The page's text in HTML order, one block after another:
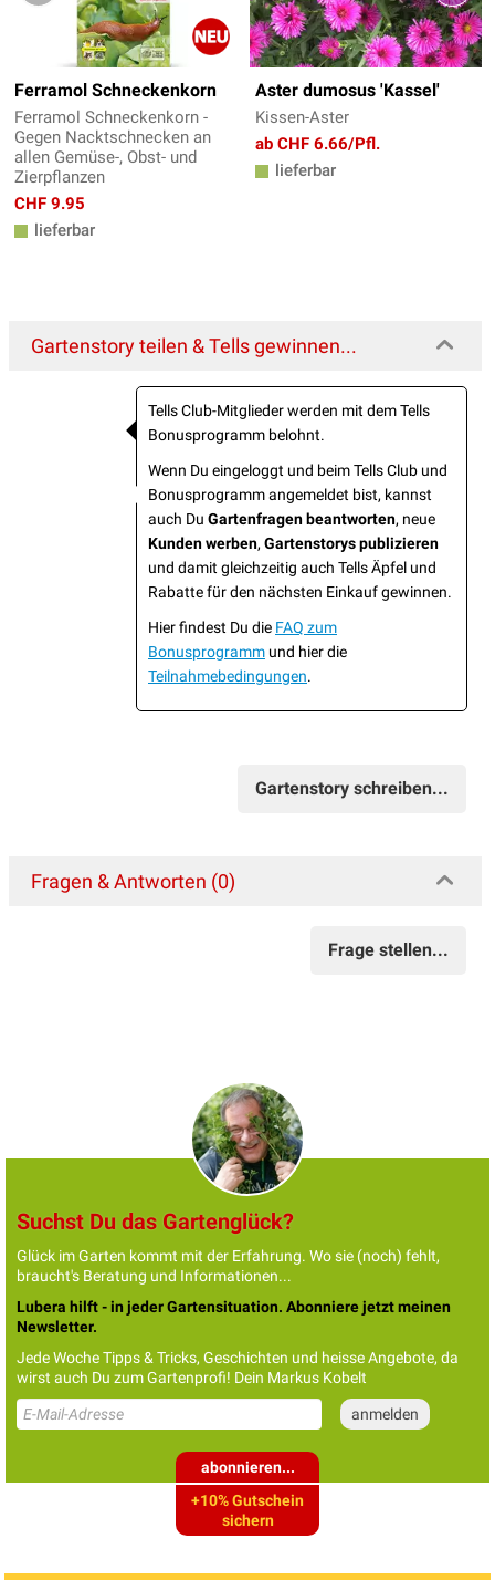
Ferramol Schneckenkorn
Ferramol Schneckenkorn -
Gegen Nacktschnecken an
allen Gemüse-, Obst- und
Zierpflanzen
CHF 9.95
lieferbar
Aster dumosus 'Kassel'
Kissen-Aster
ab CHF 6.66/Pfl.
lieferbar
Gartenstory teilen & Tells gewinnen...
Tells Club-Mitglieder werden mit dem Tells
Bonusprogramm belohnt.
Wenn Du eingeloggt und beim Tells Club und
Bonusprogramm angemeldet bist, kannst
auch Du Gartenfragen beantworten, neue
Kunden werben, Gartenstorys publizieren
und damit gleichzeitig auch Tells Äpfel und
Rabatte für den nächsten Einkauf gewinnen.
Hier findest Du die FAQ zum
Bonusprogramm und hier die
Teilnahmebedingungen.
Gartenstory schreiben...
Fragen & Antworten (0)
Frage stellen...
Suchst Du das Gartenglück?
Glück im Garten kommt mit der Erfahrung. Wo sie (noch) fehlt,
braucht's Beratung und Informationen...
Lubera hilft - in jeder Gartensituation. Abonniere jetzt meinen
Newsletter.
Jede Woche Tipps & Tricks, Geschichten und heisse Angebote, da
wirst auch Du zum Gartenprofi! Dein Markus Kobelt
abonnieren...
+10% Gutschein
sichern